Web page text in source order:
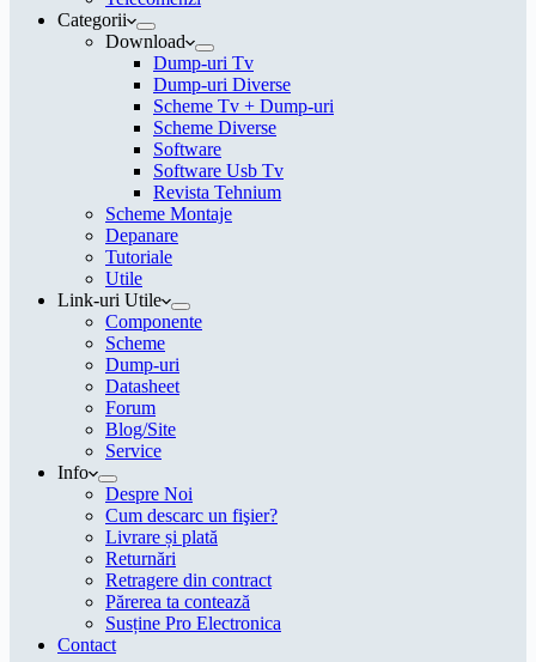
Categorii
Download
Dump-uri Tv
Dump-uri Diverse
Scheme Tv + Dump-uri
Scheme Diverse
Software
Software Usb Tv
Revista Tehnium
Scheme Montaje
Depanare
Tutoriale
Utile
Link-uri Utile
Componente
Scheme
Dump-uri
Datasheet
Forum
Blog/Site
Service
Info
Despre Noi
Cum descarc un fişier?
Livrare și plată
Returnări
Retragere din contract
Părerea ta contează
Susține Pro Electronica
Contact